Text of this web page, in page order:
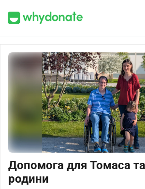
Допомога для Томаса
родини